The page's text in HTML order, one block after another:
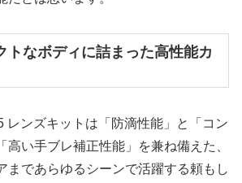
トなボディに詰まった高性能カ
レンズキットは「防滴性能」と「コン
高い手ブレ補正性能」を兼ね備えた、
まであらゆるシーンで活躍する頼もし